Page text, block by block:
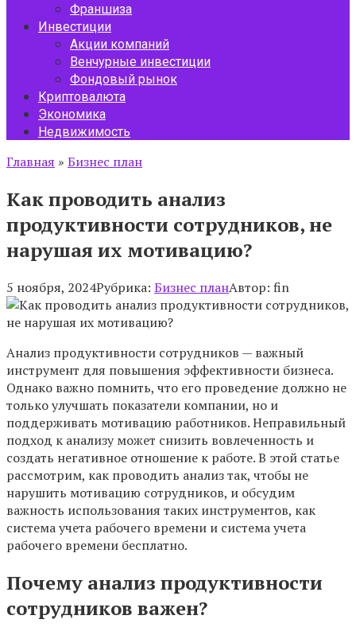
Франшиза
Инвестиции
Акции компаний
Венчурные инвестиции
Фондовый рынок
Криптовалюта
Экономика
Недвижимость
Главная » Бизнес план
Как проводить анализ
продуктивности сотрудников, не
нарушая их мотивацию?
5 ноября, 2024Рубрика: Бизнес планАвтор: fin
Анализ продуктивности сотрудников — важный
инструмент для повышения эффективности бизнеса.
Однако важно помнить, что его проведение должно не
только улучшать показатели компании, но и
поддерживать мотивацию работников. Неправильный
подход к анализу может снизить вовлеченность и
создать негативное отношение к работе. В этой статье
рассмотрим, как проводить анализ так, чтобы не
нарушить мотивацию сотрудников, и обсудим
важность использования таких инструментов, как
система учета рабочего времени и система учета
рабочего времени бесплатно.
Почему анализ продуктивности
сотрудников важен?